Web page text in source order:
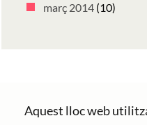
març 2014 (10)
Aquest lloc web